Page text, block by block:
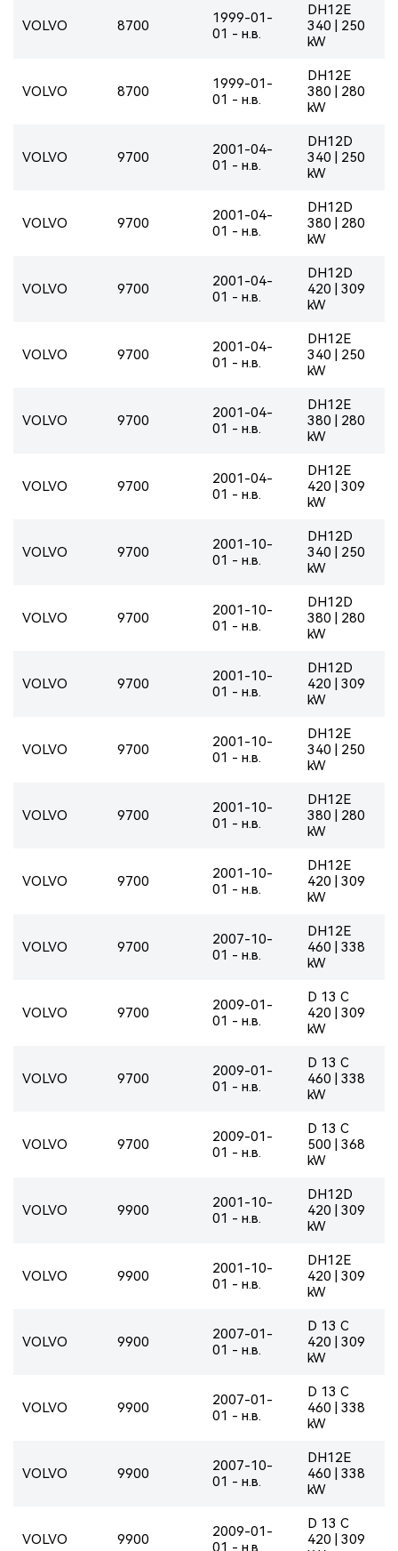
VOLVO 8700
1999-01-
01 - н.в.
DH12E
340 | 250
kW
VOLVO 8700
1999-01-
01 - н.в.
DH12E
380 | 280
kW
VOLVO 9700
2001-04-
01 - н.в.
DH12D
340 | 250
kW
VOLVO 9700
2001-04-
01 - н.в.
DH12D
380 | 280
kW
VOLVO 9700
2001-04-
01 - н.в.
DH12D
420 | 309
kW
VOLVO 9700
2001-04-
01 - н.в.
DH12E
340 | 250
kW
VOLVO 9700
2001-04-
01 - н.в.
DH12E
380 | 280
kW
VOLVO 9700
2001-04-
01 - н.в.
DH12E
420 | 309
kW
VOLVO 9700
2001-10-
01 - н.в.
DH12D
340 | 250
kW
VOLVO 9700
2001-10-
01 - н.в.
DH12D
380 | 280
kW
VOLVO 9700
2001-10-
01 - н.в.
DH12D
420 | 309
kW
VOLVO 9700
2001-10-
01 - н.в.
DH12E
340 | 250
kW
VOLVO 9700
2001-10-
01 - н.в.
DH12E
380 | 280
kW
VOLVO 9700
2001-10-
01 - н.в.
DH12E
420 | 309
kW
VOLVO 9700
2007-10-
01 - н.в.
DH12E
460 | 338
kW
VOLVO 9700
2009-01-
01 - н.в.
D 13 C
420 | 309
kW
VOLVO 9700
2009-01-
01 - н.в.
D 13 C
460 | 338
kW
VOLVO 9700
2009-01-
01 - н.в.
D 13 C
500 | 368
kW
VOLVO 9900
2001-10-
01 - н.в.
DH12D
420 | 309
kW
VOLVO 9900
2001-10-
01 - н.в.
DH12E
420 | 309
kW
VOLVO 9900
2007-01-
01 - н.в.
D 13 C
420 | 309
kW
VOLVO 9900
2007-01-
01 - н.в.
D 13 C
460 | 338
kW
VOLVO 9900
2007-10-
01 - н.в.
DH12E
460 | 338
kW
VOLVO 9900
2009-01-
01 - н.в.
D 13 C
420 | 309